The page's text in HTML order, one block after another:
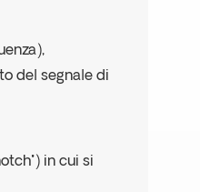
del segnale di
in cui si